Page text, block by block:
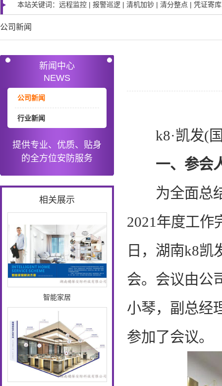
本站关键词：远程监控 | 报警巡逻 | 清机加钞 | 清分整点 | 凭证寄
公司新闻
新闻中心
NEWS
公司新闻
行业新闻
提供专业、优质、贴身
的全方位安防服务
相关展示
智能家居
k8·凯发(国
一、 参会
为全面总
2021年度工作
日，湖南k8凯
会。会议由公
小琴，副总经
参加了会议。